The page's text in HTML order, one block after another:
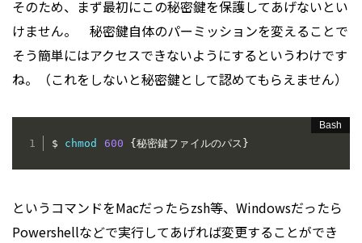
そのため、まず最初にこの秘密鍵を保護してあげないとい
けません。 秘密鍵自体のパーミッションを変えることで
そう簡単にはアクセスできないようにするというわけです
ね。（これをしないと秘密鍵として認めてもらえません）
$ chmod 600 {秘密鍵ファイルのパス }
というコマンドをMacだったらzsh等、Windowsだったら
Powershellなどで実行してあげれば変更することができ